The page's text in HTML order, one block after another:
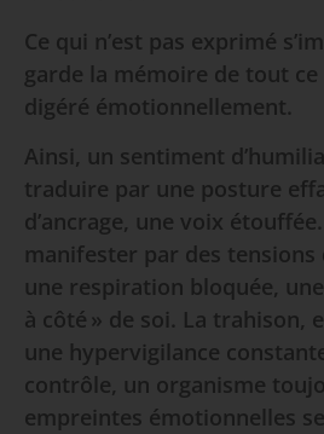
Ce qui n’est pas exprimé
garde la mémoire de tout ce
digéré émotionnellement.
Ainsi, un sentiment
traduire par une posture
d’ancrage, une voix
manifester par des tensions
une respiration bloquée,
à côté » de soi. La trahison,
une hypervigilance
contrôle, un organisme
empreintes émotionnelles